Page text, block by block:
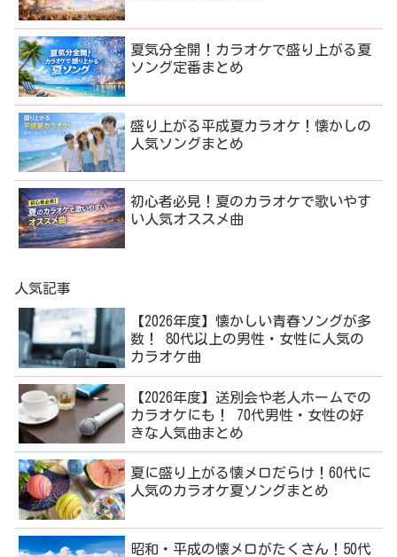
夏気分全開！カラオケで盛り上がる夏
ソング定番まとめ
盛り上がる平成夏カラオケ！懐かしの
人気ソングまとめ
初心者必見！夏のカラオケで歌いやす
い人気オススメ曲
人気記事
【2026年度】懐かしい青春ソングが多
数！ 80代以上の男性・女性に人気の
カラオケ曲
【2026年度】送別会や老人ホームでの
カラオケにも！ 70代男性・女性の好
きな人気曲まとめ
夏に盛り上がる懐メロだらけ！60代に
人気のカラオケ夏ソングまとめ
昭和・平成の懐メロがたくさん！50代